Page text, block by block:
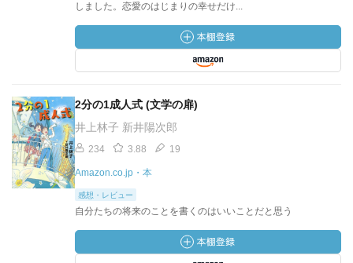
しました。恋愛のはじまりの幸せだけ...
2分の1成人式 (文学の扉)
井上林子 新井陽次郎
234 3.88 19
Amazon.co.jp・本
感想・レビュー
自分たちの将来のことを書くのはいいことだと思う